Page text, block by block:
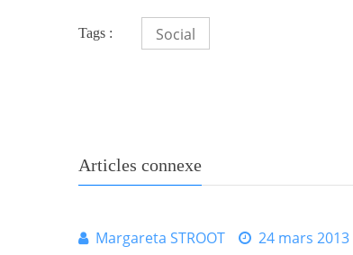
Tags : Social
Articles connexe
Margareta STROOT
24 mars 2013